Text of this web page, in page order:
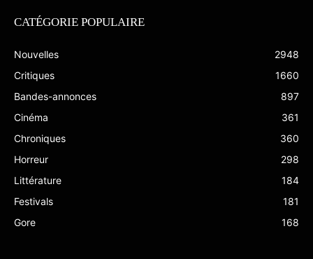
CATÉGORIE POPULAIRE
Nouvelles
2948
Critiques
1660
Bandes-annonces
897
Cinéma
361
Chroniques
360
Horreur
298
Littérature
184
Festivals
181
Gore
168